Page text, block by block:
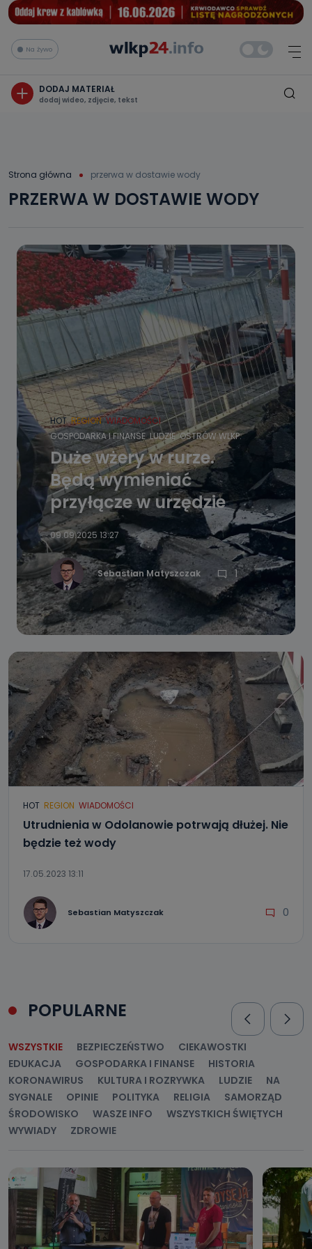
Na żywo
DODAJ MATERIAŁ
dodaj wideo, zdjęcie, tekst
Strona główna przerwa w dostawie wody
PRZERWA W DOSTAWIE WODY
HOT REGION WIADOMOŚCI
GOSPODARKA I FINANSE LUDZIE OSTRÓW WLKP.
Duże wżery w rurze.
Będą wymieniać
przyłącze w urzędzie
09.09.2025 13:27
Sebastian Matyszczak 1
HOT REGION WIADOMOŚCI
Utrudnienia w Odolanowie potrwają dłużej. Nie
będzie też wody
17.05.2023 13:11
Sebastian Matyszczak 0
POPULARNE
WSZYSTKIE BEZPIECZEŃSTWO
CIEKAWOSTKI
EDUKACJA
GOSPODARKA I FINANSE
HISTORIA
KORONAWIRUS
KULTURA I ROZRYWKA LUDZIE
NA
SYGNALE
OPINIE POLITYKA RELIGIA
SAMORZĄD
ŚRODOWISKO
WASZE INFO
WSZYSTKICH ŚWIĘTYCH
WYWIADY
ZDROWIE